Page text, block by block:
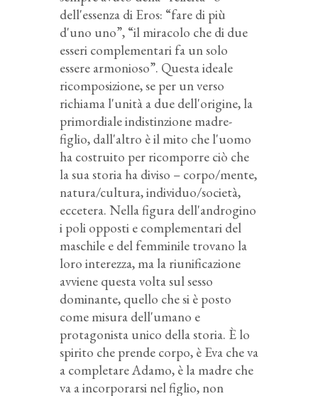
dell'essenza di Eros: “fare di più
d'uno uno”, “il miracolo che di due
esseri complementari fa un solo
essere armonioso”. Questa ideale
ricomposizione, se per un verso
richiama l'unità a due dell'origine, la
primordiale indistinzione madre-
figlio, dall'altro è il mito che l'uomo
ha costruito per ricomporre ciò che
la sua storia ha diviso – corpo/mente,
natura/cultura, individuo/società,
eccetera. Nella figura dell'androgino
i poli opposti e complementari del
maschile e del femminile trovano la
loro interezza, ma la riunificazione
avviene questa volta sul sesso
dominante, quello che si è posto
come misura dell'umano e
protagonista unico della storia. È lo
spirito che prende corpo, è Eva che va
a completare Adamo, è la madre che
va a incorporarsi nel figlio, non